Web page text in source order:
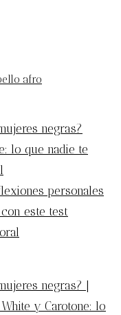
afro
negras?
lo que nadie te
personales
este test
negras? |
y Carotone: lo